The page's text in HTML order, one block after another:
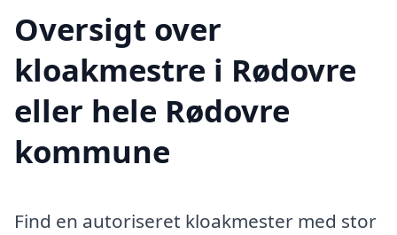
Oversigt over
kloakmestre i Rødovre
eller hele Rødovre
kommune
Find en autoriseret kloakmester med stor